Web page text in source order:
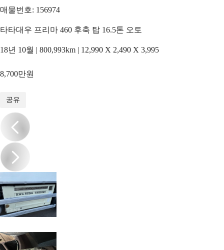
매물번호: 156974
타타대우 프리마 460 후축 탑 16.5톤 오토
18년 10월 | 800,993km | 12,990 X 2,490 X 3,995
8,700만원
공유
/18